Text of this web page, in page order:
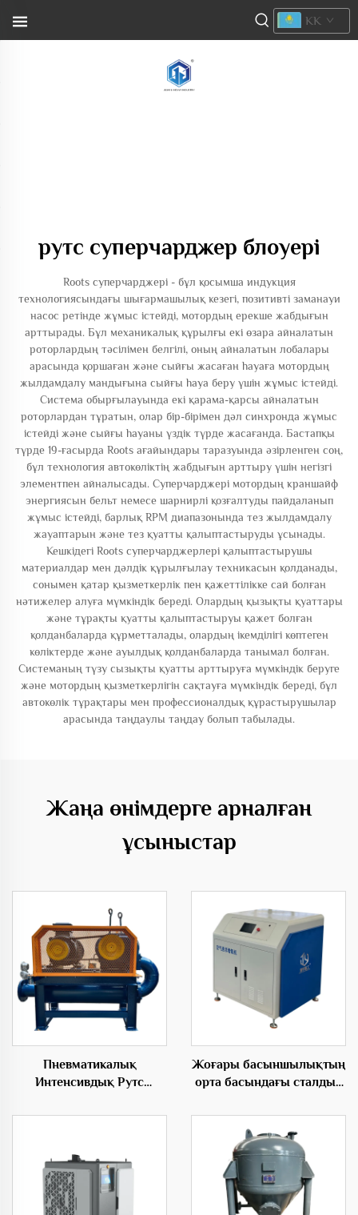
KK
рутс суперчарджер блоуері
Roots суперчарджері - бұл қосымша индукция
технологиясындағы шығармашылық кезегі, позитивті заманауи
насос ретінде жұмыс істейді, мотордың ерекше жабдығын
арттырады. Бұл механикалық құрылғы екі өзара айналатын
роторлардың тәсілімен белгілі, оның айналатын лобалары
арасында қоршаған және сыйғы жасаған һауаға мотордың
жылдамдалу мандығына сыйғы һауа беру үшін жұмыс істейді.
Система обырғылауында екі қарама-қарсы айналатын
роторлардан тұратын, олар бір-бірімен дәл синхронда жұмыс
істейді және сыйғы һауаны үздік түрде жасағанда. Бастапқы
түрде 19-ғасырда Roots ағайындары таразуында әзірленген соң,
бұл технология автокөліктің жабдығын арттыру үшін негізгі
элементпен айналысады. Суперчарджері мотордың краншайф
энергиясын бельт немесе шарнирлі қозғалтуды пайдаланып
жұмыс істейді, барлық RPM диапазонында тез жылдамдалу
жауаптарын және тез қуатты қалыптастыруды ұсынады.
Кешкідегі Roots суперчарджерлері қалыптастырушы
материалдар мен дәлдік құрылғылау техникасын қолданады,
сонымен қатар қызметкерлік пен қажеттілікке сай болған
нәтижелер алуға мүмкіндік береді. Олардың қызықты қуаттары
және тұрақты қуатты қалыптастыруы қажет болған
қолданбаларда құрметталады, олардың ікемділігі көптеген
көліктерде және ауылдық қолданбаларда танымал болған.
Системаның түзу сызықты қуатты арттыруға мүмкіндік беруге
және мотордың қызметкерлігін сақтауға мүмкіндік береді, бұл
автокөлік тұрақтары мен профессионалдық құрастырушылар
арасында таңдаулы таңдау болып табылады.
Жаңа өнімдерге арналған
ұсыныстар
Пневматикалық
Интенсивдық Рутс
Қорытынды Root Бөлу
Жоғары басыншылықтың
орта басындағы сталдық
электр аерасиялық
емігіші